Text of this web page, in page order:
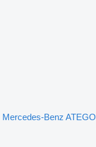
شاحنة مقفلة Mercedes-Benz ATEGO